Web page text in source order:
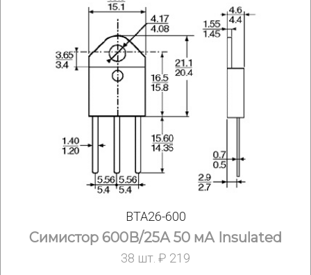
BTA26-600
Симистор 600В/25А 50 мА Insulated
38 шт. ₽ 219